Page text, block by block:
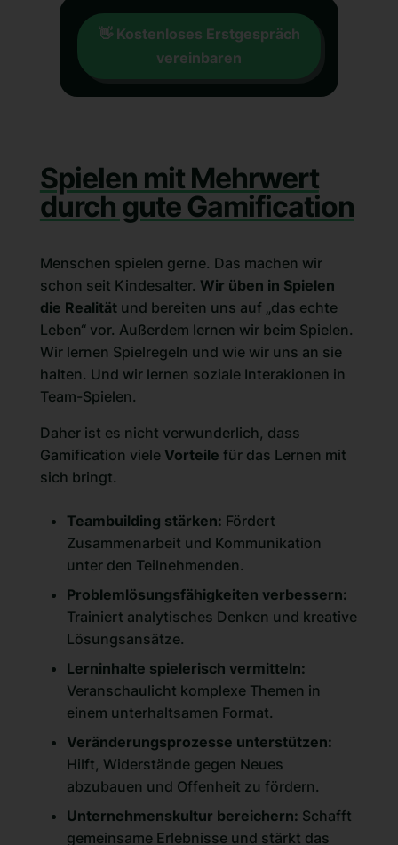
👋 Kostenloses Erstgespräch
vereinbaren
Spielen mit Mehrwert
durch gute Gamification
Menschen spielen gerne. Das machen wir
schon seit Kindesalter. Wir üben in Spielen
die Realitätund bereiten uns auf „das echte
Leben“ vor. Außerdem lernen wir beim Spielen.
Wir lernen Spielregeln und wie wir uns an sie
halten. Und wir lernen soziale Interakionen in
Team-Spielen.
Daher ist es nicht verwunderlich, dass
Gamification viele Vorteile für das Lernen mit
sich bringt.
Teambuilding stärken: Fördert
Zusammenarbeit und Kommunikation
unter den Teilnehmenden.
Problemlösungsfähigkeiten verbessern:
Trainiert analytisches Denken und kreative
Lösungsansätze.
Lerninhalte spielerisch vermitteln:
Veranschaulicht komplexe Themen in
einem unterhaltsamen Format.
Veränderungsprozesse unterstützen:
Hilft, Widerstände gegen Neues
abzubauen und Offenheit zu fördern.
Unternehmenskultur bereichern: Schafft
gemeinsame Erlebnisse und stärkt das